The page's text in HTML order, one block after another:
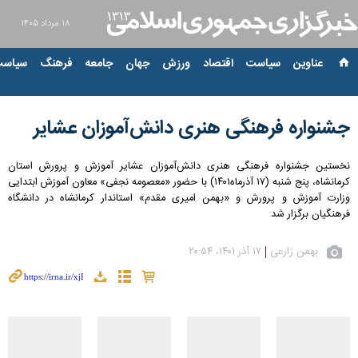
۱۸ مرداد ۱۴۰۵
عناوین‌ سیاست اقتصاد ورزش جهان جامعه فرهنگ
جشنواره فرهنگی هنری دانش‌آموزان عشایر
نخستین جشنواره فرهنگی هنری دانش‌آموزان عشایر آموزش و پرورش استان
کرمانشاه، پنج شنبه (۱۷ آذرماه۱۴۰۱) با حضور «معصومه نجفی» معاون آموزش ابتدایی
وزارت آموزش و پرورش و «بهمن امیری مقدم» استاندار کرمانشاه در دانشگاه
فرهنگیان برگزار شد
بهمن زارعی ۱۷ آذر ۱۴۰۱، ۲۰:۵۴